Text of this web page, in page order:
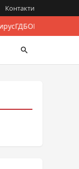
Контакти
ГДБОП разби